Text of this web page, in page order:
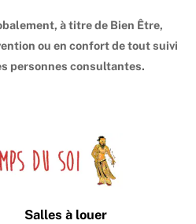
à titre de Bien Être,
ou en confort de tout suivi
personnes consultantes.
Salles à louer